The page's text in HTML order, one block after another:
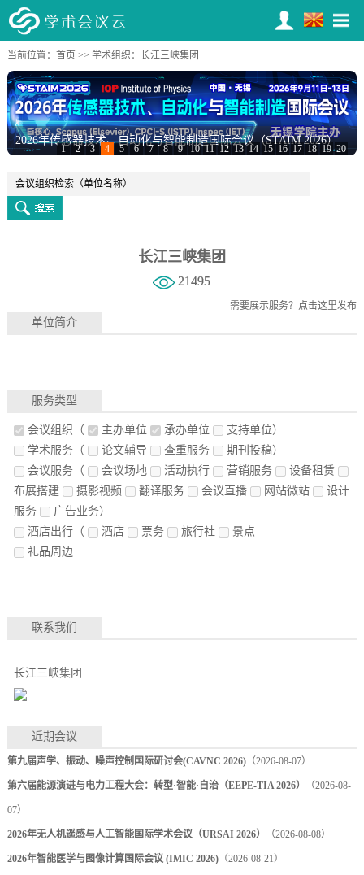
当前位置： 首页 >> 学术组织 ：长江三峡集团
2026年传感器技术、自动化与智能制造国际会议（STAIM 2026）
1 2 3 4 5 6 7 8 9 10 11 12 13 14 15 16 17 18 19 20
长江三峡集团
21495
需要展示服务？ 点击这里发布
单位简介
服务类型
会议组织 （ 主办单位 承办单位
支持单位）
学术服务（ 论文辅导 查重服务
期刊投稿）
会议服务（ 会议场地 活动执行 营销服务
设备租赁
布展搭建
摄影视频 翻译服务 会议直播 网站微站
设计
服务
广告业务）
酒店出行（ 酒店 票务 旅行社
景点
礼品周边
联系我们
长江三峡集团
近期会议
第九届声学、振动、噪声控制国际研讨会(CAVNC 2026)（2026-08-07）
第六届能源演进与电力工程大会：转型·智能·自治（EEPE-TIA 2026） （2026-08-
07）
2026年无人机遥感与人工智能国际学术会议（URSAI 2026） （2026-08-08）
2026年智能医学与图像计算国际会议 (IMIC 2026)（2026-08-21）